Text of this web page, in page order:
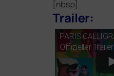
[nbsp]
Trailer:
PARIS
Offizieller Trailer